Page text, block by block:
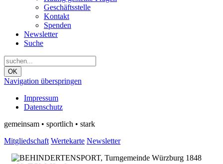
Geschäftsstelle
Kontakt
Spenden
Newsletter
Suche
OK
Navigation überspringen
Impressum
Datenschutz
gemeinsam • sportlich • stark
Mitgliedschaft Wertekarte Newsletter